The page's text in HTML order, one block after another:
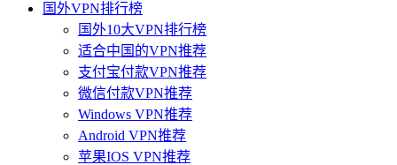
国外VPN排行榜
国外10大VPN排行榜
适合中国的VPN推荐
支付宝付款VPN推荐
微信付款VPN推荐
Windows VPN推荐
Android VPN推荐
苹果IOS VPN推荐